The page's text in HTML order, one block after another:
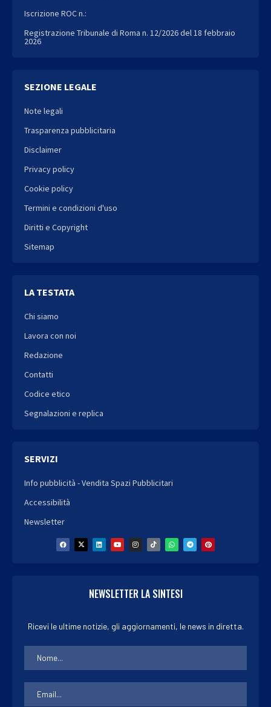
Iscrizione ROC n.:
Registrazione Tribunale di Roma n. 12/2026 del 18 febbraio
2026
SEZIONE LEGALE
Note legali
Trasparenza pubblicitaria
Disclaimer
Privacy policy
Cookie policy
Termini e condizioni d'uso
Diritti e Copyright
Sitemap
LA TESTATA
Chi siamo
Lavora con noi
Redazione
Contatti
Codice etico
Segnalazioni e replica
SERVIZI
Info pubblicità - Vendita Spazi Pubblicitari
Accessibilità
Newsletter
NEWSLETTER LA SINTESI
Ricevi le ultime notizie, gli aggiornamenti, le news in diretta.